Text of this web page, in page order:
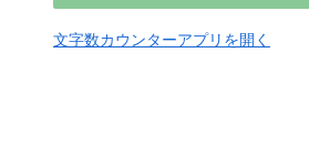
文字数カウンターアプリを開く